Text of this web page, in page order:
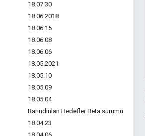
18.07.30
18.06.2018
18.06.15
18.06.08
18.06.06
18.05.2021
18.05.10
18.05.09
18.05.04
Barındırılan Hedefler Beta sürümü
18.04.23